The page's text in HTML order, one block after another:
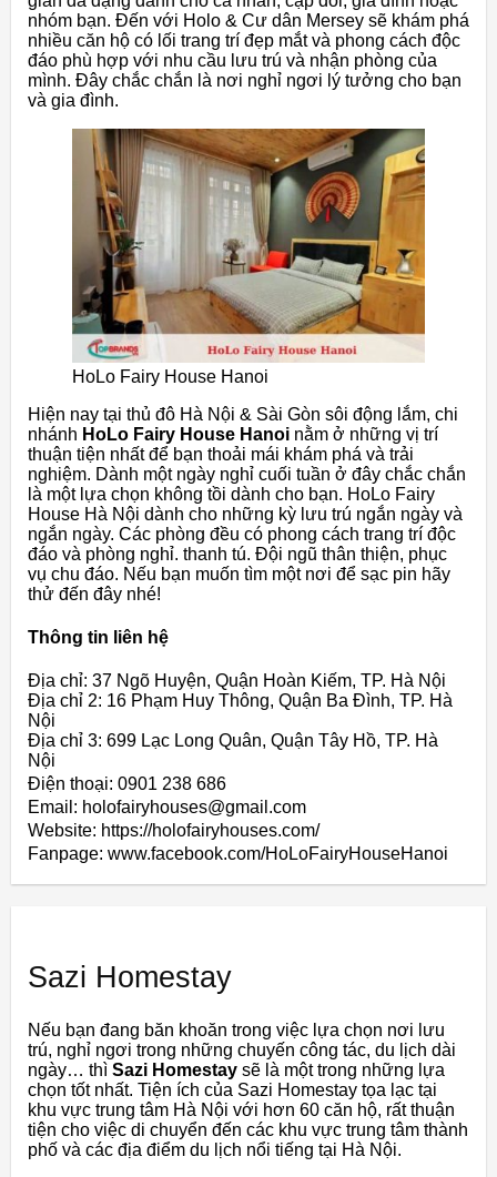
nhóm bạn. Đến với Holo & Cư dân Mersey sẽ khám phá
nhiều căn hộ có lối trang trí đẹp mắt và phong cách độc
đáo phù hợp với nhu cầu lưu trú và nhận phòng của
mình. Đây chắc chắn là nơi nghỉ ngơi lý tưởng cho bạn
và gia đình.
HoLo Fairy House Hanoi
Hiện nay tại thủ đô Hà Nội & Sài Gòn sôi động lắm, chi
nhánh HoLo Fairy House Hanoi nằm ở những vị trí
thuận tiện nhất để bạn thoải mái khám phá và trải
nghiệm. Dành một ngày nghỉ cuối tuần ở đây chắc chắn
là một lựa chọn không tồi dành cho bạn. HoLo Fairy
House Hà Nội dành cho những kỳ lưu trú ngắn ngày và
ngắn ngày. Các phòng đều có phong cách trang trí độc
đáo và phòng nghỉ. thanh tú. Đội ngũ thân thiện, phục
vụ chu đáo. Nếu bạn muốn tìm một nơi để sạc pin hãy
thử đến đây nhé!
Thông tin liên hệ
Địa chỉ: 37 Ngõ Huyện, Quận Hoàn Kiếm, TP. Hà Nội
Địa chỉ 2: 16 Phạm Huy Thông, Quận Ba Đình, TP. Hà
Nội
Địa chỉ 3: 699 Lạc Long Quân, Quận Tây Hồ, TP. Hà
Nội
Điện thoại: 0901 238 686
Email: holofairyhouses@gmail.com
Website: https://holofairyhouses.com/
Fanpage: www.facebook.com/HoLoFairyHouseHanoi
Sazi Homestay
Nếu bạn đang băn khoăn trong việc lựa chọn nơi lưu
trú, nghỉ ngơi trong những chuyến công tác, du lịch dài
ngày… thì Sazi Homestay sẽ là một trong những lựa
chọn tốt nhất. Tiện ích của Sazi Homestay tọa lạc tại
khu vực trung tâm Hà Nội với hơn 60 căn hộ, rất thuận
tiện cho việc di chuyển đến các khu vực trung tâm thành
phố và các địa điểm du lịch nổi tiếng tại Hà Nội.